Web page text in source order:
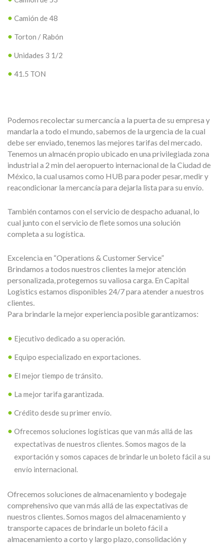
Camión de 48
Torton / Rabón
Unidades 3 1/2
41.5 TON
Podemos recolectar su mercancía a la puerta de su empresa y
mandarla a todo el mundo, sabemos de la urgencia de la cual
debe ser enviado, tenemos las mejores tarifas del mercado.
Tenemos un almacén propio ubicado en una privilegiada zona
industrial a 2 min del aeropuerto internacional de la Ciudad de
México, la cual usamos como HUB para poder pesar, medir y
reacondicionar la mercancía para dejarla lista para su envío.
También contamos con el servicio de despacho aduanal, lo
cual junto con el servicio de flete somos una solución
completa a su logística.
Excelencia en “Operations & Customer Service”
Brindamos a todos nuestros clientes la mejor atención
personalizada, protegemos su valiosa carga. En Capital
Logistics estamos disponibles 24/7 para atender a nuestros
clientes.
Para brindarle la mejor experiencia posible garantizamos:
Ejecutivo dedicado a su operación.
Equipo especializado en exportaciones.
El mejor tiempo de tránsito.
La mejor tarifa garantizada.
Crédito desde su primer envío.
Ofrecemos soluciones logísticas que van más allá de las
expectativas de nuestros clientes. Somos magos de la
exportación y somos capaces de brindarle un boleto fácil a su
envío internacional.
Ofrecemos soluciones de almacenamiento y bodegaje
comprehensivo que van más allá de las expectativas de
nuestros clientes. Somos magos del almacenamiento y
transporte capaces de brindarle un boleto fácil a
almacenamiento a corto y largo plazo, consolidación y